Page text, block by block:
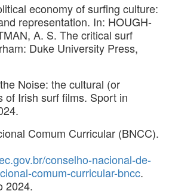
economy of surfing culture:
representation. In: HOUGH-
A. S. The critical surf
Duke University Press,
Noise: the cultural (or
of Irish surf films. Sport in
Comum Curricular (BNCC).
conselho-nacional-de-
comum-curricular-bncc.
2024.